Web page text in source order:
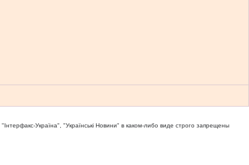
Україна", "Українськi Новини" в каком-либо виде строго запрещены